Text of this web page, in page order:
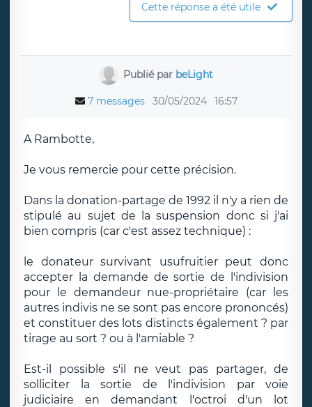
Cette réponse a été utile
Publié par beLight
7 messages 30/05/2024 16:57
A Rambotte,
Je vous remercie pour cette précision.
Dans la donation-partage de 1992 il n'y a rien de
stipulé au sujet de la suspension donc si j'ai
bien compris (car c'est assez technique) :
le donateur survivant usufruitier peut donc
accepter la demande de sortie de l'indivision
pour le demandeur nue-propriétaire (car les
autres indivis ne se sont pas encore prononcés)
et constituer des lots distincts également ? par
tirage au sort ? ou à l'amiable ?
Est-il possible s'il ne veut pas partager, de
solliciter la sortie de l'indivision par voie
judiciaire en demandant l'octroi d'un lot